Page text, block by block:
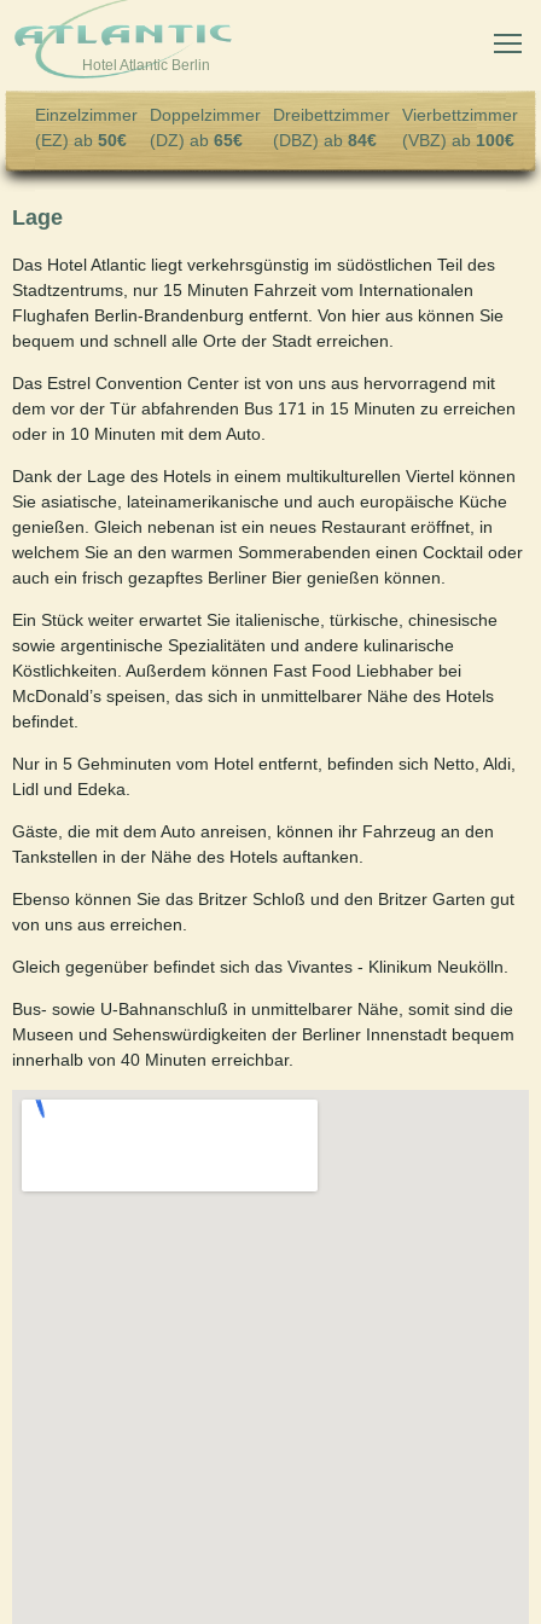
Skip to main content
Hotel Atlantic Berlin
Einzelzimmer
(EZ) ab 50€
Doppelzimmer
(DZ) ab 65€
Dreibettzimmer
(DBZ) ab 84€
Vierbettzimmer
(VBZ) ab 100€
Lage
Das Hotel Atlantic liegt verkehrsgünstig im südöstlichen Teil des
Stadtzentrums, nur 15 Minuten Fahrzeit vom Internationalen
Flughafen Berlin-Brandenburg entfernt. Von hier aus können Sie
bequem und schnell alle Orte der Stadt erreichen.
Das Estrel Convention Center ist von uns aus hervorragend mit
dem vor der Tür abfahrenden Bus 171 in 15 Minuten zu erreichen
oder in 10 Minuten mit dem Auto.
Dank der Lage des Hotels in einem multikulturellen Viertel können
Sie asiatische, lateinamerikanische und auch europäische Küche
genießen. Gleich nebenan ist ein neues Restaurant eröffnet, in
welchem Sie an den warmen Sommerabenden einen Cocktail oder
auch ein frisch gezapftes Berliner Bier genießen können.
Ein Stück weiter erwartet Sie italienische, türkische, chinesische
sowie argentinische Spezialitäten und andere kulinarische
Köstlichkeiten. Außerdem können Fast Food Liebhaber bei
McDonald’s speisen, das sich in unmittelbarer Nähe des Hotels
befindet.
Nur in 5 Gehminuten vom Hotel entfernt, befinden sich Netto, Aldi,
Lidl und Edeka.
Gäste, die mit dem Auto anreisen, können ihr Fahrzeug an den
Tankstellen in der Nähe des Hotels auftanken.
Ebenso können Sie das Britzer Schloß und den Britzer Garten gut
von uns aus erreichen.
Gleich gegenüber befindet sich das Vivantes - Klinikum Neukölln.
Bus- sowie U-Bahnanschluß in unmittelbarer Nähe, somit sind die
Museen und Sehenswürdigkeiten der Berliner Innenstadt bequem
innerhalb von 40 Minuten erreichbar.